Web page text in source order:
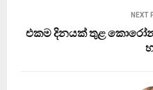
NEXT
එකම දිනයක් තුළ